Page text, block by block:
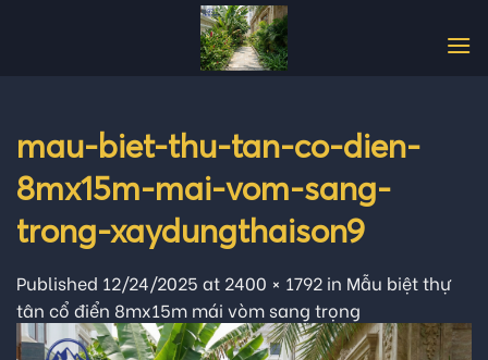
mau-biet-thu-tan-co-dien-
8mx15m-mai-vom-sang-
trong-xaydungthaison9
Published 12/24/2025 at 2400 × 1792 in Mẫu biệt thự
tân cổ điển 8mx15m mái vòm sang trọng